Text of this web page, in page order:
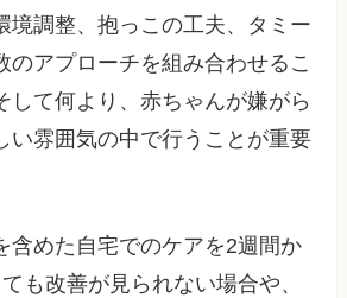
境調整、抱っこの工夫、タミー
のアプローチを組み合わせるこ
して何より、赤ちゃんが嫌がら
い雰囲気の中で行うことが重要
含めた自宅でのケアを2週間か
も改善が見られない場合や、